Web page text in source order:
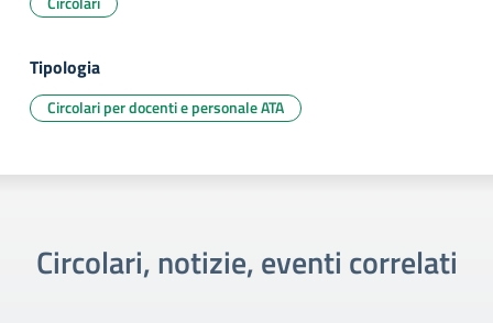
Tipologia
Circolari per docenti e personale ATA
Circolari, notizie, eventi correlati